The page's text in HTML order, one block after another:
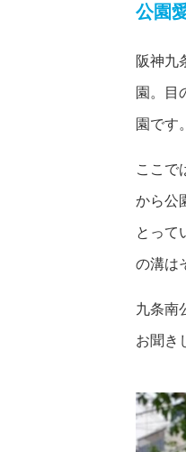
公園
阪神九
園。目
園です。
ここで
から公
とって
の溝は
九条南
お聞き